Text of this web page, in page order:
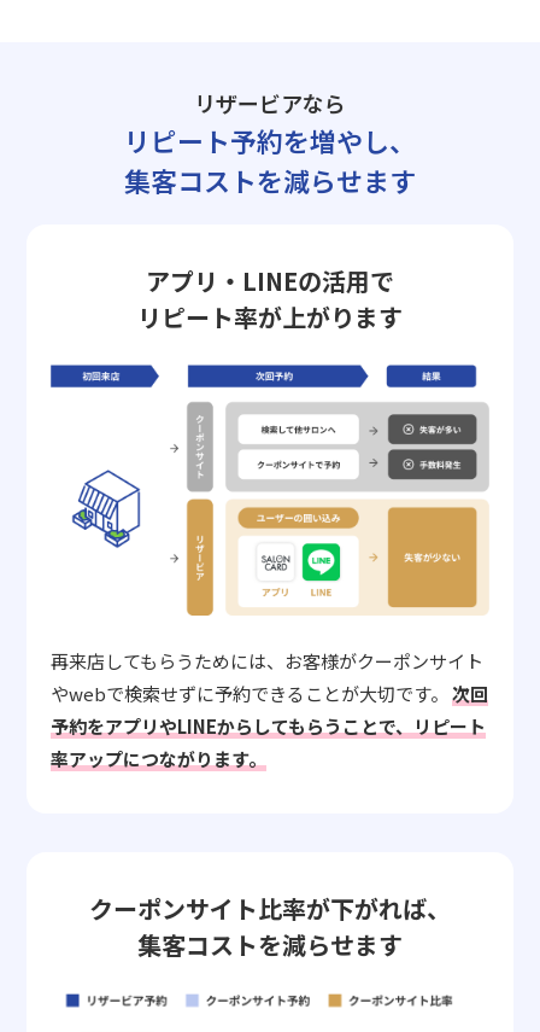
リザービアなら
リピート予約を増やし、
集客コストを減らせます
アプリ・LINEの活用で
リピート率が上がります
再来店してもらうためには、お客様がクーポンサイト
やwebで検索せずに予約できることが大切です。 次回
予約をアプリやLINEからしてもらうことで、リピート
率アップにつながります。
クーポンサイト比率が下がれば、
集客コストを減らせます